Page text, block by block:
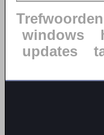
windows
updates